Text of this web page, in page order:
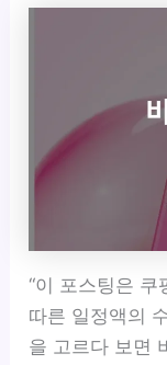
“이 포스팅은
따른 일정액의
을 고르다 보면